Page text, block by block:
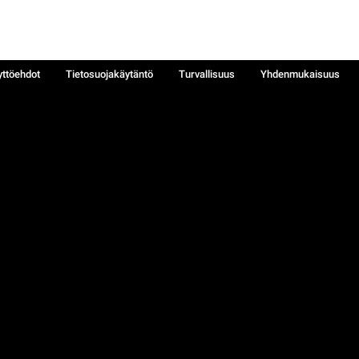
Tietosuojakäytäntö Turvallisuus
Yhdenmukaisuus